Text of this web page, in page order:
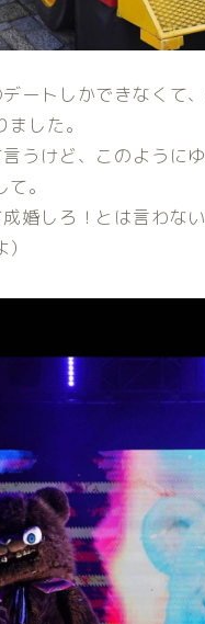
ートしかできなくて
した。
うけど、このように
。
婚しろ！とは言わな